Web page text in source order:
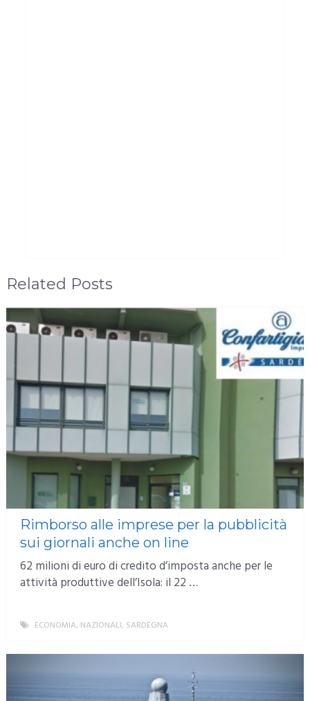
Related Posts
Rimborso alle imprese per la pubblicità
sui giornali anche on line
62 milioni di euro di credito d’imposta anche per le
attività produttive dell’Isola: il 22 …
ECONOMIA, NAZIONALI, SARDEGNA